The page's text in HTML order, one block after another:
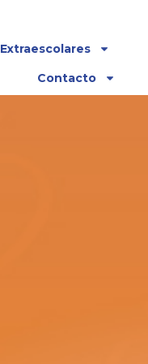
Extraescolares
Contacto